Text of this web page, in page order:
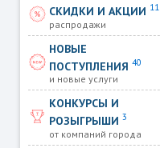
СКИДКИ И АКЦИИ 11
распродажи
НОВЫЕ
ПОСТУПЛЕНИЯ40
и новые услуги
КОНКУРСЫ И
РОЗЫГРЫШИ3
от компаний города